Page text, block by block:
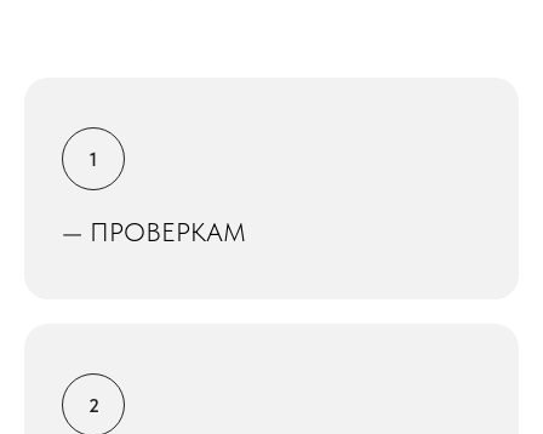
— ПРОВЕРКАМ